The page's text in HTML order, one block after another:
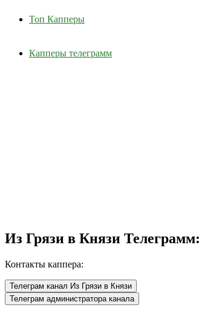
Топ Капперы
Капперы телеграмм
Из Грязи в Князи
Контакты каппера:
Телеграм канал Из Грязи в Князи
Телеграм администратора канала